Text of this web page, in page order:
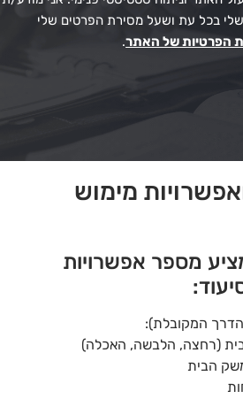
בכל עת ושעל מסירת הפרטים שלי
הפרטיות של האתר.
מימוש
מספר אפשרויות
(הדרך המקובלת):
(רחצה, הלבשה, האכלה)
הבית